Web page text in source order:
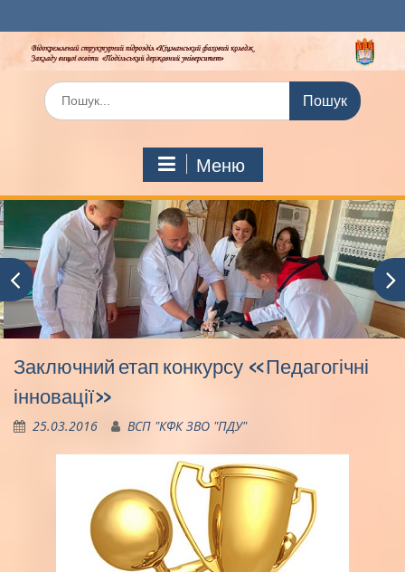
до
вмісту
Шукати:
Меню
Заключний етап конкурсу «Педагогічні
інновації»
25.03.2016 ВСП "КФК ЗВО "ПДУ"